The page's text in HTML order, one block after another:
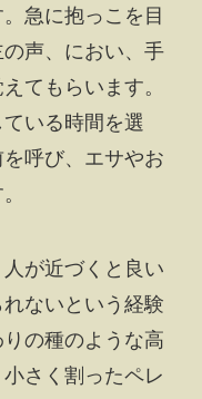
急に抱っこを目
声、におい、手
てもらいます。
いる時間を選
呼び、エサやお
が近づくと良い
ないという経験
の種のような高
さく割ったペレ